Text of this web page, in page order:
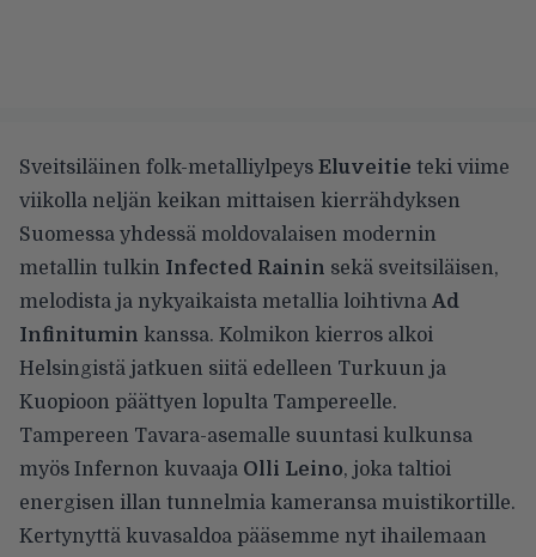
Sveitsiläinen folk-metalliylpeys Eluveitie teki viime
viikolla neljän keikan mittaisen kierrähdyksen
Suomessa yhdessä moldovalaisen modernin
metallin tulkin Infected Rainin sekä sveitsiläisen,
melodista ja nykyaikaista metallia loihtivna Ad
Infinitumin kanssa. Kolmikon kierros alkoi
Helsingistä jatkuen siitä edelleen Turkuun ja
Kuopioon päättyen lopulta Tampereelle.
Tampereen Tavara-asemalle suuntasi kulkunsa
myös Infernon kuvaaja Olli Leino, joka taltioi
energisen illan tunnelmia kameransa muistikortille.
Kertynyttä kuvasaldoa pääsemme nyt ihailemaan